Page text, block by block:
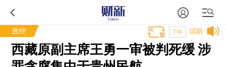
政经 试听
T中
西藏原副主席王勇一审被判死缓 涉